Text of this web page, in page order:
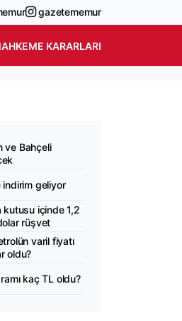
gazetememur
KARARLARI
ve Bahçeli
indirim geliyor
kutusu içinde 1,2
rüşvet
varil fiyatı
oldu?
kaç TL oldu?